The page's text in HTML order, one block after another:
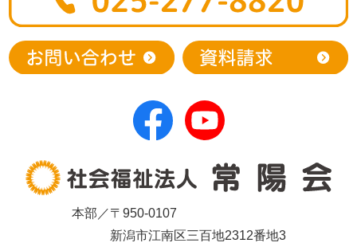
本部／〒950-0107
新潟市江南区三百地2312番地3